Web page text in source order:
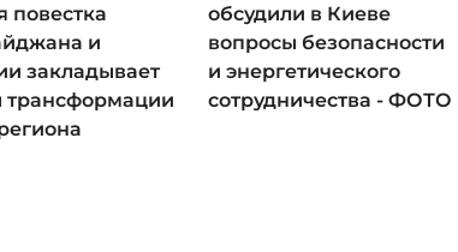
повестка
и
закладывает
трансформации
обсудили в Киеве
вопросы безопасности
и энергетического
сотрудничества - ФОТО